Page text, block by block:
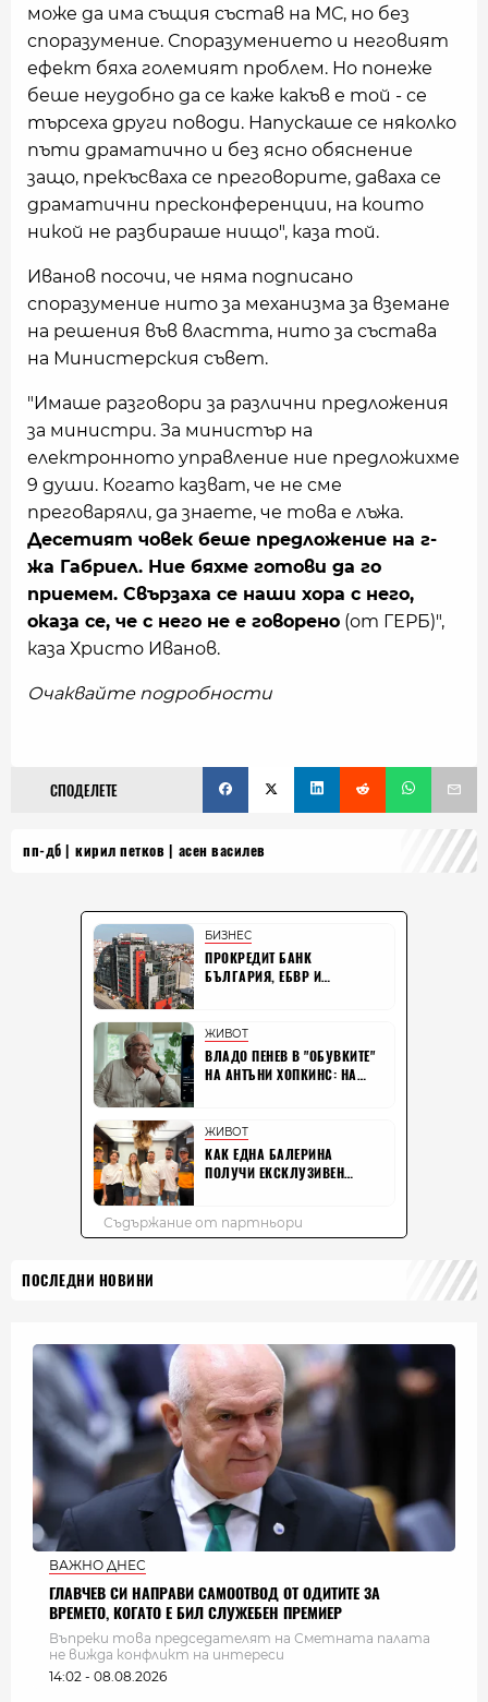
може да има същия състав на МС, но без
споразумение. Споразумението и неговият
ефект бяха големият проблем. Но понеже
беше неудобно да се каже какъв е той - се
търсеха други поводи. Напускаше се няколко
пъти драматично и без ясно обяснение
защо, прекъсваха се преговорите, даваха се
драматични пресконференции, на които
никой не разбираше нищо", каза той.
Иванов посочи, че няма подписано
споразумение нито за механизма за вземане
на решения във властта, нито за състава
на Министерския съвет.
"Имаше разговори за различни предложения
за министри. За министър на
електронното управление ние предложихме
9 души. Когато казват, че не сме
преговаряли, да знаете, че това е лъжа.
Десетият човек беше предложение на г-
жа Габриел. Ние бяхме готови да го
приемем. Свързаха се наши хора с него,
оказа се, че с него не е говорено (от ГЕРБ)",
каза Христо Иванов.
Очаквайте подробности
СПОДЕЛЕТЕ
пп-дб кирил петков асен василев
ПОСЛЕДНИ НОВИНИ
ВАЖНО ДНЕС
ГЛАВЧЕВ СИ НАПРАВИ САМООТВОД ОТ ОДИТИТЕ ЗА
ВРЕМЕТО, КОГАТО Е БИЛ СЛУЖЕБЕН ПРЕМИЕР
Въпреки това председателят на Сметната палата
не вижда конфликт на интереси
14:02 - 08.08.2026